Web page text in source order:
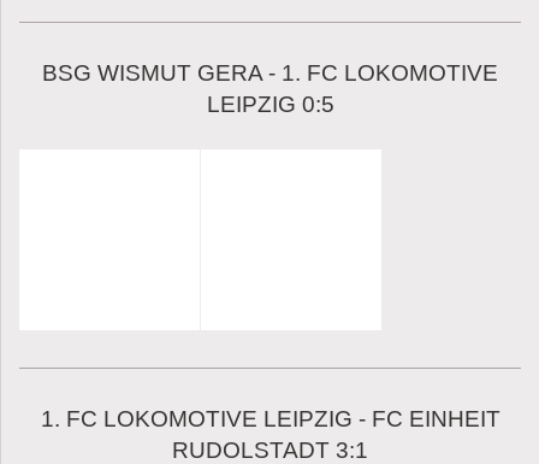
BSG WISMUT GERA - 1. FC LOKOMOTIVE
LEIPZIG 0:5
1. FC LOKOMOTIVE LEIPZIG - FC EINHEIT
RUDOLSTADT 3:1